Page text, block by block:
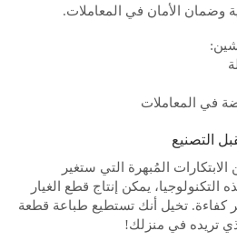
وضمان الأمان في المعاملات.
في المعاملات
التصنيع
الابتكارات المُبهرة التي ستغير
يمكن إنتاج قطع الغيار
كفاءة. تخيل أنك تستطيع طباعة قطعة
تريده في منزلك!